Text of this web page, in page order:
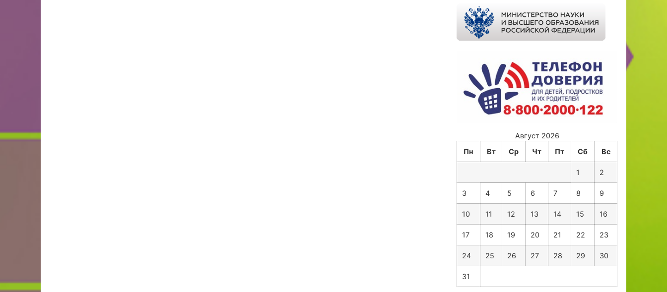
Август 2026
Пн
Вт Ср Чт Пт Сб Вс
1 2
3 4 5 6 7 8 9
10 11 12 13 14 15 16
17 18 19 20 21 22 23
24 25 26 27 28 29 30
31